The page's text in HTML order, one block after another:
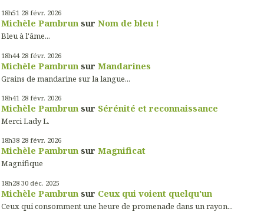
18h51 28 févr. 2026
Michèle Pambrun sur Nom de bleu !
Bleu à l'âme...
18h44 28 févr. 2026
Michèle Pambrun sur Mandarines
Grains de mandarine sur la langue...
18h41 28 févr. 2026
Michèle Pambrun sur Sérénité et reconnaissance
Merci Lady L.
18h38 28 févr. 2026
Michèle Pambrun sur Magnificat
Magnifique
18h28 30 déc. 2025
Michèle Pambrun sur Ceux qui voient quelqu'un
Ceux qui consomment une heure de promenade dans un rayon...